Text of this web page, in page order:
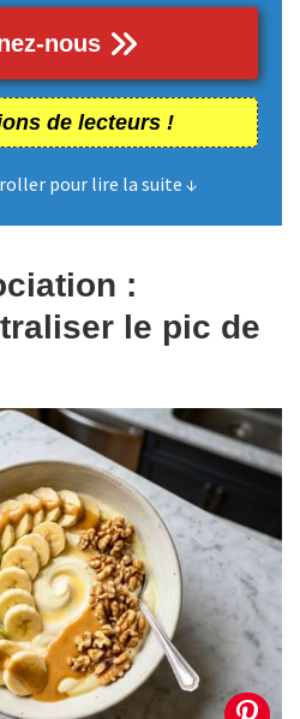
nous
de lecteurs !
pour lire la suite ↓
:
le pic de